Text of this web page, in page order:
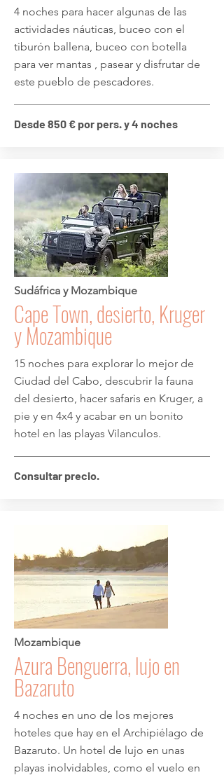
4 noches para hacer algunas de las
actividades náuticas, buceo con el
tiburón ballena, buceo con botella
para ver mantas , pasear y disfrutar de
este pueblo de pescadores.
Desde 850 € por pers. y 4 noches
Sudáfrica y Mozambique
Cape Town, desierto, Kruger
y Mozambique
15 noches para explorar lo mejor de
Ciudad del Cabo, descubrir la fauna
del desierto, hacer safaris en Kruger, a
pie y en 4x4 y acabar en un bonito
hotel en las playas Vilanculos.
Consultar precio.
Mozambique
Azura Benguerra, lujo en
Bazaruto
4 noches en uno de los mejores
hoteles que hay en el Archipiélago de
Bazaruto. Un hotel de lujo en unas
playas inolvidables, como el vuelo en